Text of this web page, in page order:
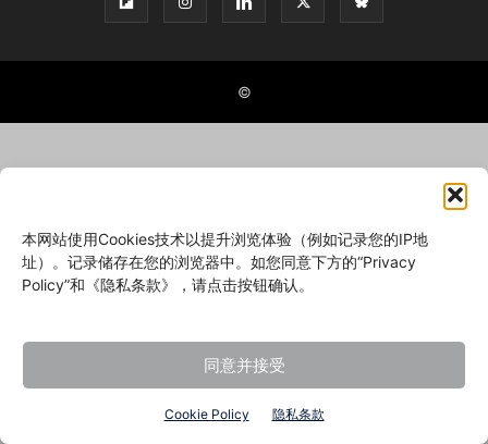
本网站使用Cookies技术以提升浏览体验（例如记录您的IP地
址）。记录储存在您的浏览器中。如您同意下方的“Privacy
Policy”和《隐私条款》，请点击按钮确认。
同意并接受
Cookie Policy 隐私条款
©